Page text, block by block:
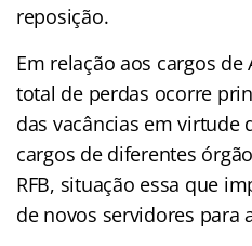
reposição.
Em relação aos cargos
total de perdas ocorre
das vacâncias em virtude
cargos de diferentes
RFB, situação essa que
de novos servidores para